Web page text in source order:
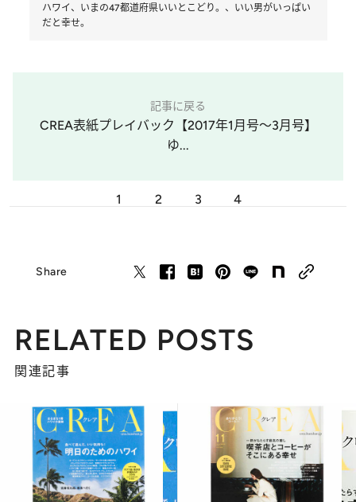
ハワイ、いまの47都道府県いいとこどり。、いい男がいっぱい
だと幸せ。
記事に戻る
CREA表紙プレイバック【2017年1月号～3月号】
ゆ...
1 2 3 4
Share
RELATED POSTS
関連記事